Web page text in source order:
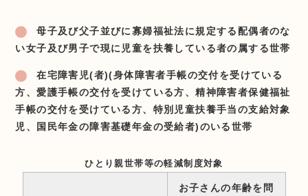
母子及び父子並びに寡婦福祉法に規定する配偶者のな
い女子及び男子で現に児童を扶養している者の属する世帯
在宅障害児(者)(身体障害者手帳の交付を受けている
方、愛護手帳の交付を受けている方、精神障害者保健福祉
手帳の交付を受けている方、特別児童扶養手当の支給対象
児、国民年金の障害基礎年金の受給者)のいる世帯
ひとり親世帯等の軽減制度対象
お子さんの年齢を問